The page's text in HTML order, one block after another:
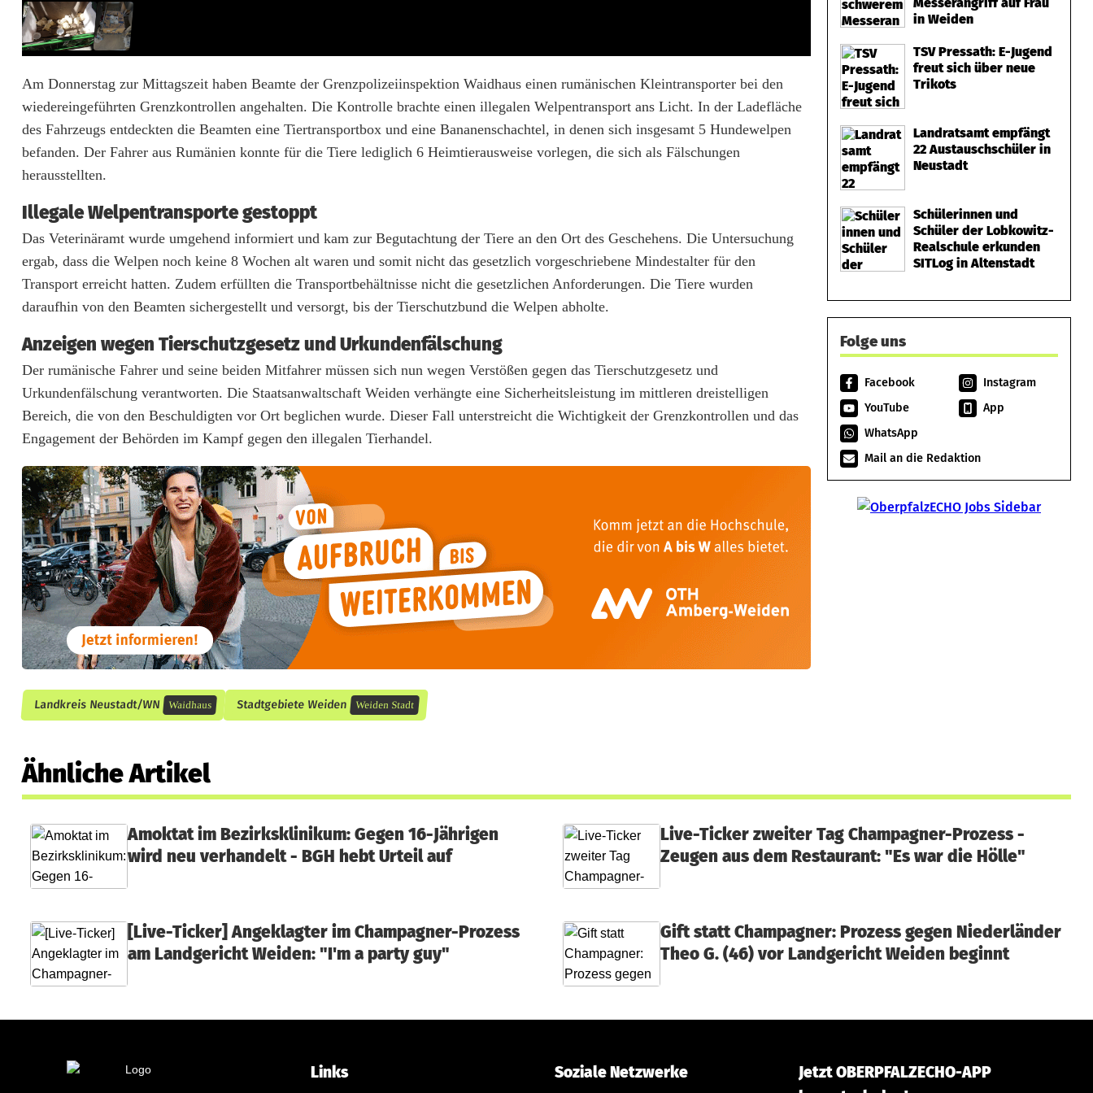
s
p
o
r
t
e
a
n
G
r
n
z
e
e
s
t
o
p
p
t
Am Donnerstag zur Mittagszeit haben Beamte der Grenzpolizeiinspektion Waidhaus einen rumänischen Kleintransporter bei den
wiedereingeführten Grenzkontrollen angehalten. Die Kontrolle brachte einen illegalen Welpentransport ans Licht. In der Ladefläche
des Fahrzeugs entdeckten die Beamten eine Tiertransportbox und eine Bananenschachtel, in denen sich insgesamt 5 Hundewelpen
befanden. Der Fahrer aus Rumänien konnte für die Tiere lediglich 6 Heimtierausweise vorlegen, die sich als Fälschungen
herausstellten.
Illegale Welpentransporte gestoppt
Das Veterinäramt wurde umgehend informiert und kam zur Begutachtung der Tiere an den Ort des Geschehens. Die Untersuchung
ergab, dass die Welpen noch keine 8 Wochen alt waren und somit nicht das gesetzlich vorgeschriebene Mindestalter für den
Transport erreicht hatten. Zudem erfüllten die Transportbehältnisse nicht die gesetzlichen Anforderungen. Die Tiere wurden
daraufhin von den Beamten sichergestellt und versorgt, bis der Tierschutzbund die Welpen abholte.
Anzeigen wegen Tierschutzgesetz und Urkundenfälschung
Der rumänische Fahrer und seine beiden Mitfahrer müssen sich nun wegen Verstößen gegen das Tierschutzgesetz und
Urkundenfälschung verantworten. Die Staatsanwaltschaft Weiden verhängte eine Sicherheitsleistung im mittleren dreistelligen
Bereich, die von den Beschuldigten vor Ort beglichen wurde. Dieser Fall unterstreicht die Wichtigkeit der Grenzkontrollen und das
Engagement der Behörden im Kampf gegen den illegalen Tierhandel.
Landkreis Neustadt/WN Waidhaus Stadtgebiete Weiden Weiden Stadt
in Weiden
TSV Pressath: E-Jugend
freut sich über neue
Trikots
Landratsamt empfängt
22 Austauschschüler in
Neustadt
Schülerinnen und
Schüler der Lobkowitz-
Realschule erkunden
SITLog in Altenstadt
Folge uns
Facebook
Instagram
YouTube
App
WhatsApp
Mail an die Redaktion
Ähnliche Artikel
Amoktat im Bezirksklinikum: Gegen 16-Jährigen
wird neu verhandelt - BGH hebt Urteil auf
Live-Ticker zweiter Tag Champagner-Prozess -
Zeugen aus dem Restaurant: "Es war die Hölle"
[Live-Ticker] Angeklagter im Champagner-Prozess
am Landgericht Weiden: "I'm a party guy"
Gift statt Champagner: Prozess gegen Niederländer
Theo G. (46) vor Landgericht Weiden beginnt
Links Soziale Netzwerke
Jetzt OBERPFALZECHO-APP